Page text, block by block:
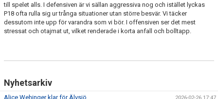
till spelet alls. I defensiven är vi sällan aggressiva nog och istället lyckas
P18 ofta rulla sig ur trånga situationer utan större besvär. Vi täcker
dessutom inte upp för varandra som vi bör. I offensiven ser det mest
stressat och otajmat ut, vilket renderade i korta anfall och bolltapp.
Nyhetsarkiv
Alice Wehinger klar för Älvsjö